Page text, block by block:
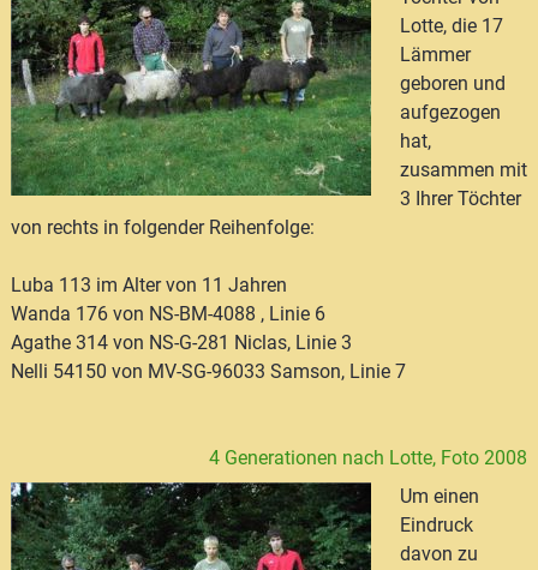
Lotte, die 17
Lämmer
geboren und
aufgezogen
hat,
zusammen mit
3 Ihrer Töchter
von rechts in folgender Reihenfolge:
Luba 113 im Alter von 11 Jahren
Wanda 176 von NS-BM-4088 , Linie 6
Agathe 314 von NS-G-281 Niclas, Linie 3
Nelli 54150 von MV-SG-96033 Samson, Linie 7
4 Generationen nach Lotte, Foto 2008
Um einen
Eindruck
davon zu